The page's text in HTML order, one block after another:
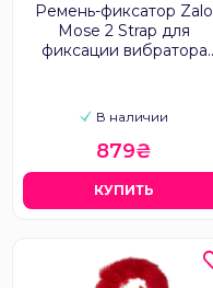
Ремень-фиксатор Zalo
Mose 2 Strap для
фиксации вибратора
В наличии
879₴
КУПИТЬ